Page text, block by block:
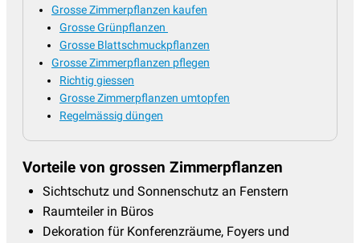
Grosse Zimmerpflanzen kaufen
Grosse Grünpflanzen
Grosse Blattschmuckpflanzen
Grosse Zimmerpflanzen pflegen
Richtig giessen
Grosse Zimmerpflanzen umtopfen
Regelmässig düngen
Vorteile von grossen Zimmerpflanzen
Sichtschutz und Sonnenschutz an Fenstern
Raumteiler in Büros
Dekoration für Konferenzräume, Foyers und